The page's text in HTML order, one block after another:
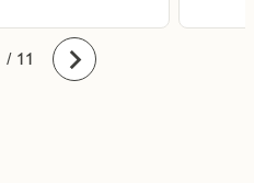
/ 11 Eteenpäin